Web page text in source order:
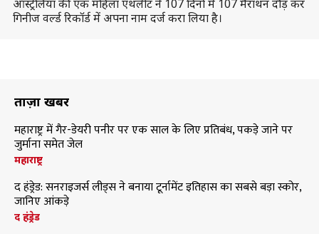
ऑस्ट्रेलिया की एक महिला एथलीट ने 107 दिनों में 107 मैराथन दौड़ कर
गिनीज वर्ल्ड रिकॉर्ड में अपना नाम दर्ज करा लिया है।
ताज़ा खबरें
महाराष्ट्र में गैर-डेयरी पनीर पर एक साल के लिए प्रतिबंध, पकड़े जाने पर
जुर्माना समेत जेल
महाराष्ट्र
द हंड्रेड: सनराइजर्स लीड्स ने बनाया टूर्नामेंट इतिहास का सबसे बड़ा स्कोर,
जानिए आंकड़े
द हंड्रेड